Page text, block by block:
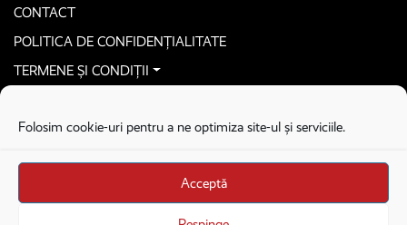
Folosim cookie-uri pentru a ne optimiza site-ul și serviciile.
Acceptă
CONTACT
POLITICA DE CONFIDENȚIALITATE
TERMENE ȘI CONDIȚII
Stega creative
Brandul Recorder e operat de Asociația Recorder Community, sub licența SC